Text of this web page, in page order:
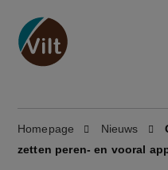
Homepage Nieuws
zetten peren- en vooral